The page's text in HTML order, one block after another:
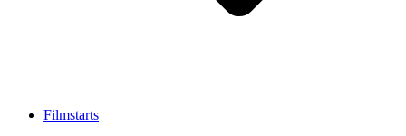
Filmstarts